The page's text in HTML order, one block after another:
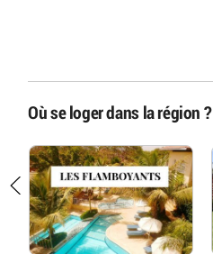
Où se loger dans la région ?